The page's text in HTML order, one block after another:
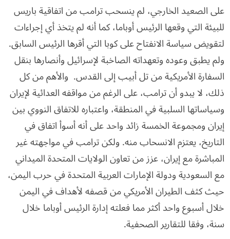
على الصعيد الخارجي، لم ينسحب ترامب من اتفاقية باريس
للبيئة التي وقعها الرئيس أوباما، كما أنه لم يتخذ أي إجراءات
لتقويض سياسة الانفتاح على كوبا التي أقرها الرئيس السابق.
ولم يطبق وعوده وتعهداته الصاخبة لإسرائيل وأنصارها بنقل
السفارة الأمريكية من تل أبيب إلى القدس. والأهم من كل
ذلك، لا يبدو أن ترامب، على الرغم من مواقفه العدائية لإيران
وسياساتها السلبية في المنطقة، واعتباره للاتفاق النووي بين
إيران ومجموعة الخمسة زائد واحد على أنه أسوأ اتفاق في
التاريخ، يعتزم الانسحاب منه. ولكن ترامب في مواجهته غير
المباشرة مع إيران، عزز من تعاون الولايات المتحدة الميداني
مع السعودية ودولة الإمارات العربية المتحدة في حرب اليمن،
حيث كثف الطيران الأمريكي من قصفه لأهداف في اليمن
خلال أسبوع واحد أكثر مما فعلته إدارة الرئيس أوباما خلال
سنة، وفقا للتقارير الصحفية.